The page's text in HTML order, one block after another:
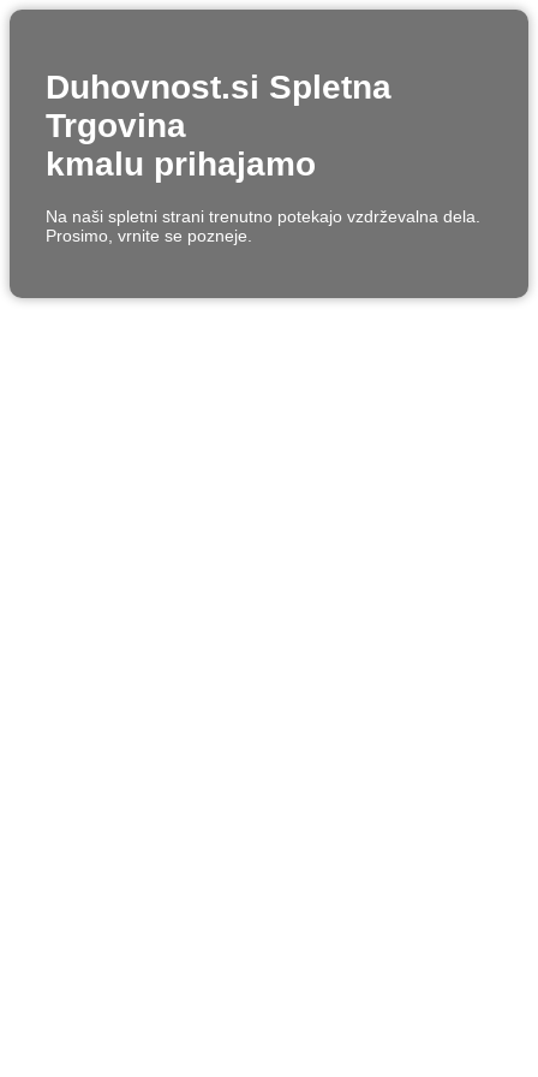
Duhovnost.si Spletna
Trgovina
kmalu prihajamo
Na naši spletni strani trenutno potekajo vzdrževalna dela.
Prosimo, vrnite se pozneje.